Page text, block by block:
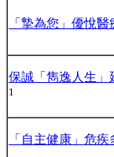
「摯為您」優悅醫
保誠「雋逸人生」
1
「自主健康」危疾